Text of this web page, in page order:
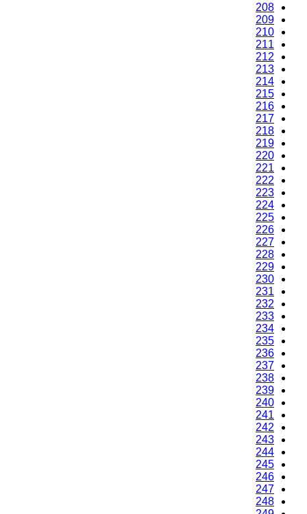
208
209
210
211
212
213
214
215
216
217
218
219
220
221
222
223
224
225
226
227
228
229
230
231
232
233
234
235
236
237
238
239
240
241
242
243
244
245
246
247
248